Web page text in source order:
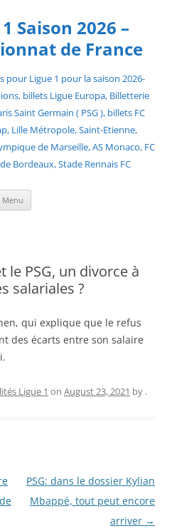
Saison 2026 –
de France
pour Ligue 1 pour la saison 2026-
billets Ligue Europa, Billetterie
Saint Germain ( PSG ), billets FC
Lille Métropole, Saint-Etienne,
de Marseille, AS Monaco, FC
Bordeaux, Stade Rennais FC
Menu
le PSG, un divorce à
salariales ?
qui explique que le refus
des écarts entre son salaire
Ligue 1 on August 23, 2021 by .
PSG: dans le dossier Kylian
Mbappé, tout peut encore
arriver →